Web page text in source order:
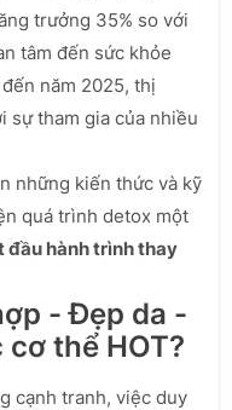
trưởng 35% so với
tâm đến sức khỏe
năm 2025, thị
sự tham gia của nhiều
những kiến thức và kỹ
quá trình detox một
đầu hành trình thay
- Đẹp da -
thể HOT?
cạnh tranh, việc duy